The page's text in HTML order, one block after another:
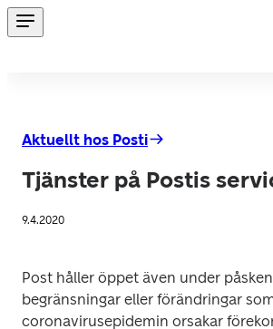
Aktuellt hos Posti
Tjänster på Postis
9.4.2020
Post håller öppet även under
begränsningar eller förändringar
coronavirusepidemin orsakar